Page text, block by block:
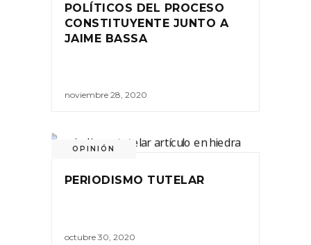
POLÍTICOS DEL PROCESO
CONSTITUYENTE JUNTO A
JAIME BASSA
noviembre 28, 2020
OPINIÓN
PERIODISMO TUTELAR
octubre 30, 2020